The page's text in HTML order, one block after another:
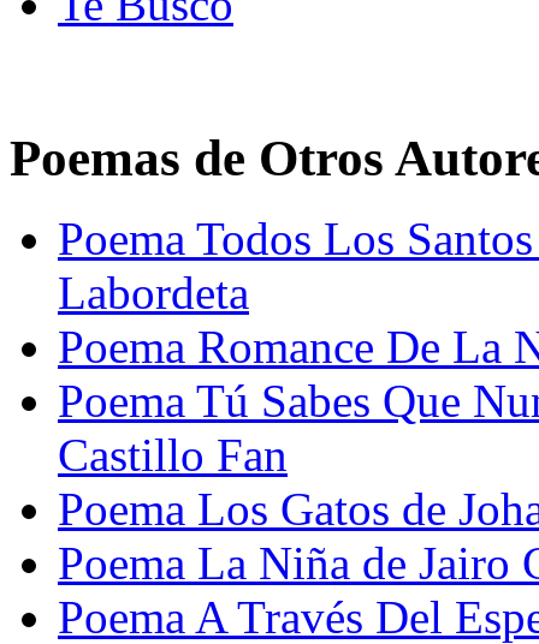
Poemas de Otros
Poema Todos Los
Labordeta
Poema Romance De La
Poema Tú Sabes Que
Castillo Fan
Poema Los Gatos de
Poema La Niña de Jairo
Poema A Través Del